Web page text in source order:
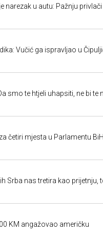
narezak u autu: Pažnju privlači
Vučić ga ispravljao u
smo te htjeli uhapsiti, ne bi te
četiri mjesta u Parlamentu BiH
Srba nas tretira kao prijetnju,
KM angažovao američku